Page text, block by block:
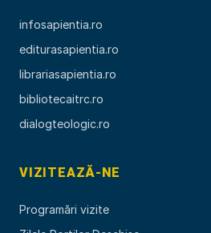
infosapientia.ro
editurasapientia.ro
librariasapientia.ro
bibliotecaitrc.ro
dialogteologic.ro
VIZITEAZĂ-NE
Programări vizite